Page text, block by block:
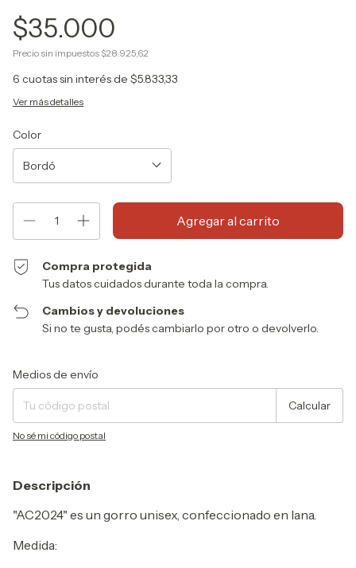
$35.000
Precio sin impuestos $28.925,62
6 cuotas sin interés de $5.833,33
Ver más detalles
Color
Compra protegida
Tus datos cuidados durante toda la compra.
Cambios y devoluciones
Si no te gusta, podés cambiarlo por otro o devolverlo.
Entregas para el CP:
Medios de envío
Calcular
No sé mi código postal
Descripción
"AC2024" es un gorro unisex, confeccionado en lana.
Medida: